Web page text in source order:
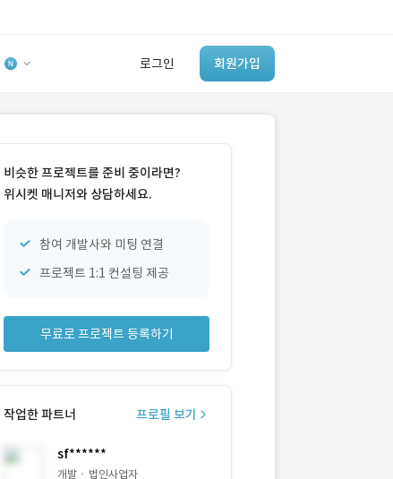
로그인 회원가입
‘이런 거’ 만들어본
개발 회사 있어?
비슷한 프로젝트를 준비 중이라면?
위시켓 매니저와 상담하세요.
참여 개발사와 미팅 연결
프로젝트 1:1 컨설팅 제공
무료로 프로젝트 등록하기
작업한 파트너 프로필 보기
sf******
개발 · 법인사업자